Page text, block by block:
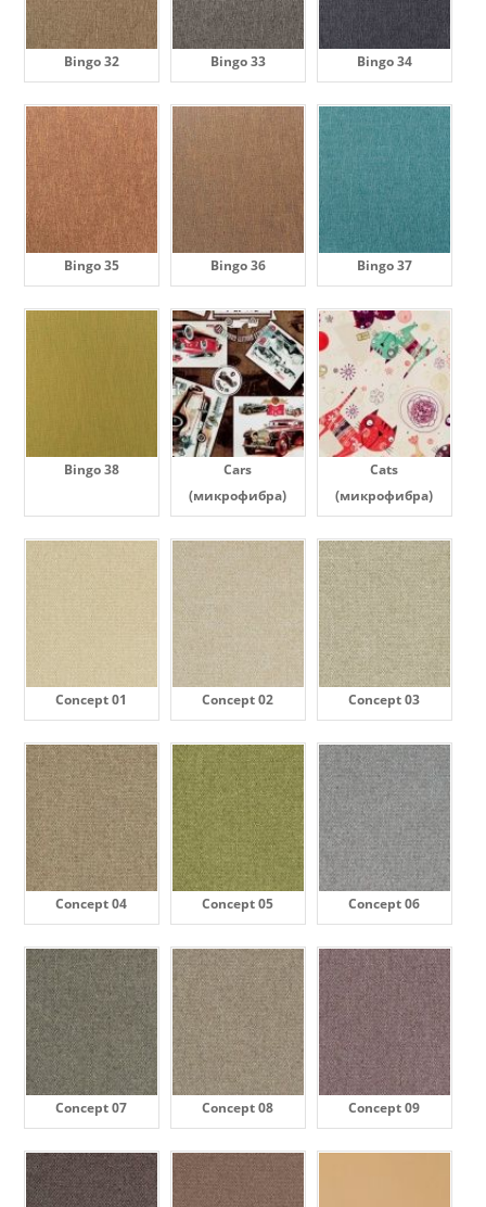
Bingo 32 Bingo 33 Bingo 34
Bingo 35 Bingo 36 Bingo 37
Bingo 38
Cars
(микрофибра)
Cats
(микрофибра)
Concept 01 Concept 02 Concept 03
Concept 04 Concept 05 Concept 06
Concept 07 Concept 08 Concept 09